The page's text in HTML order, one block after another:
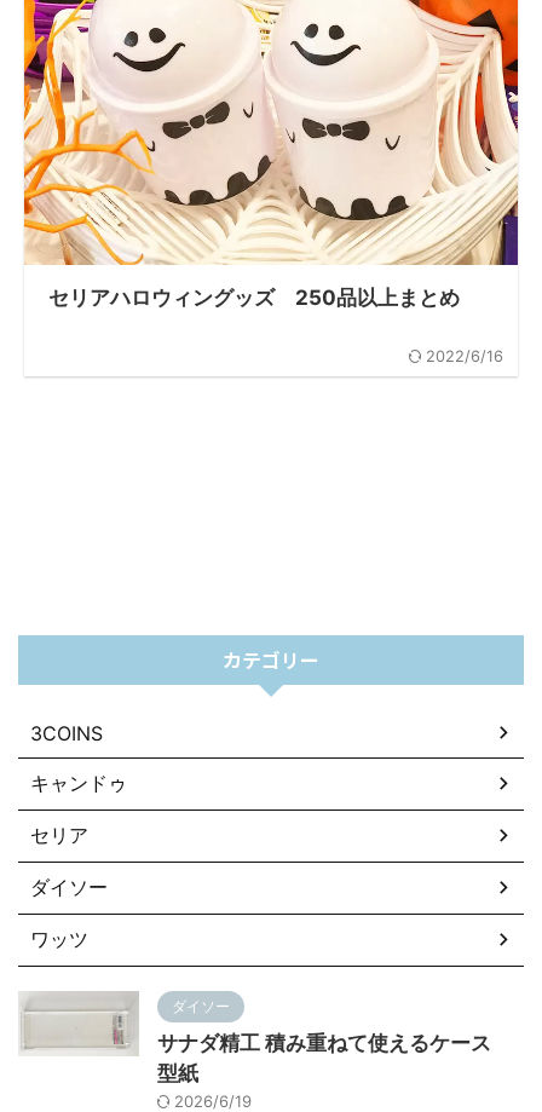
セリアハロウィングッズ 250品以上まとめ
2022/6/16
カテゴリー
3COINS
キャンドゥ
セリア
ダイソー
ワッツ
ダイソー
サナダ精工 積み重ねて使えるケース
型紙
2026/6/19